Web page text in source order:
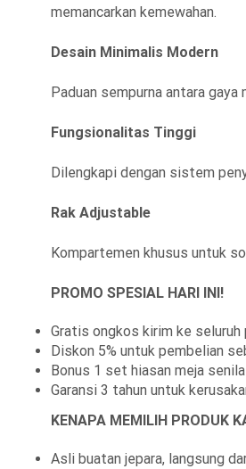
memancarkan kemewahan.
Desain Minimalis Modern
Paduan sempurna antara
Fungsionalitas Tinggi
Dilengkapi dengan sistem
Rak Adjustable
Kompartemen khusus untuk
PROMO SPESIAL HARI INI!
Gratis ongkos kirim ke seluruh
Diskon 5% untuk pembelian
Bonus 1 set hiasan meja
Garansi 3 tahun untuk
KENAPA MEMILIH PRODUK
Asli buatan jepara, langsung